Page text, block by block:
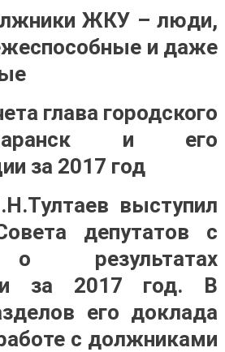
ЖКУ – люди,
и даже
городского
и его
за 2017 год
выступил
депутатов с
результатах
за 2017 год. В
его доклада
с должниками